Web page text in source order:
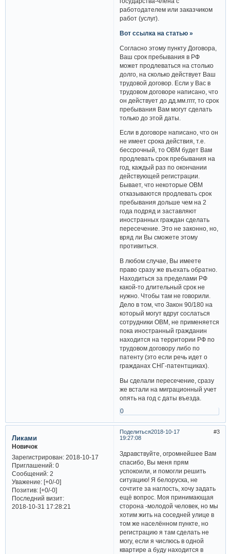
работодателем или заказчиком
работ (услуг).
Вот ссылка на статью »
Согласно этому пункту Договора,
Ваш срок пребывания в РФ
может продлеваться на столько
долго, на сколько действует Ваш
трудовой договор. Если у Вас в
трудовом договоре написано, что
он действует до дд.мм.гггг, то срок
пребывания Вам могут сделать
только до этой даты.
Если в договоре написано, что он
не имеет срока действия, т.е.
бессрочный, то ОВМ будет Вам
продлевать срок пребывания на
год, каждый раз по окончании
действующей регистрации.
Бывает, что некоторые ОВМ
отказываются продлевать срок
пребывания дольше чем на 2
года подряд и заставляют
иностранных граждан сделать
пересечение. Это не законно, но,
вряд ли Вы сможете этому
противиться.
В любом случае, Вы имеете
право сразу же въехать обратно.
Находиться за пределами РФ
какой-то длительный срок не
нужно. Чтобы там не говорили.
Дело в том, что Закон 90/180 на
который могут вдруг сослаться
сотрудники ОВМ, не применяется
пока иностранный гражданин
находится на территории РФ по
трудовом договору либо по
патенту (это если речь идет о
гражданах СНГ-патентщиках).
Вы сделали пересечение, сразу
же встали на миграционный учет
опять на год с даты въезда.
0
Поделиться 3
2018-10-17
19:27:08
Ликами
Новичок
Зарегистрирован: 2018-10-17
Приглашений:0
Сообщений:2
Уважение: [+0/-0]
Позитив: [+0/-0]
Последний визит:
2018-10-31 17:28:21
Здравствуйте, огромнейшее Вам
спасибо, Вы меня прям
успокоили, и помогли решить
ситуацию! Я белоруска, не
сочтите за наглость, хочу задать
ещё вопрос. Моя принимающая
сторона -молодой человек, но мы
хотим жить на соседней улице в
том же населённом пункте, но
регистрацию я там сделать не
могу, если я числюсь в одной
квартире а буду находится в